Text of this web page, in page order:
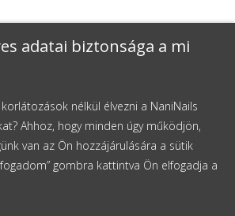
adatai biztonsága a mi
nélkül élvezni a NaniNails
Ahhoz, hogy minden úgy működjön,
van az Ön hozzájárulására a sütik
gombra kattintva Ön elfogadja a